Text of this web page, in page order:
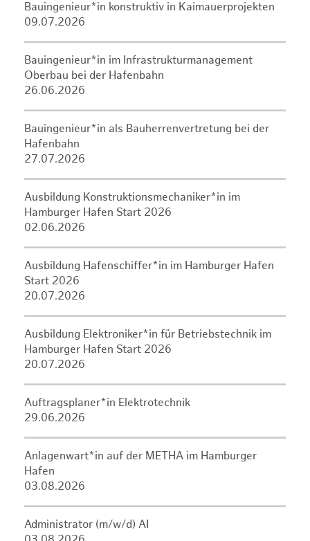
Bauingenieur*in konstruktiv in Kaimauerprojekten
09.07.2026
Bauingenieur*in im Infrastrukturmanagement
Oberbau bei der Hafenbahn
26.06.2026
Bauingenieur*in als Bauherrenvertretung bei der
Hafenbahn
27.07.2026
Ausbildung Konstruktionsmechaniker*in im
Hamburger Hafen Start 2026
02.06.2026
Ausbildung Hafenschiffer*in im Hamburger Hafen
Start 2026
20.07.2026
Ausbildung Elektroniker*in für Betriebstechnik im
Hamburger Hafen Start 2026
20.07.2026
Auftragsplaner*in Elektrotechnik
29.06.2026
Anlagenwart*in auf der METHA im Hamburger
Hafen
03.08.2026
Administrator (m/w/d) AI